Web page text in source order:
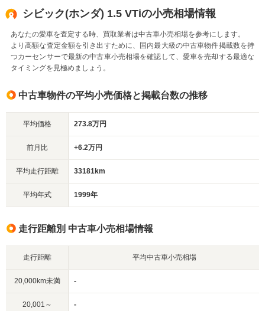
シビック(ホンダ) 1.5 VTiの小売相場情報
あなたの愛車を査定する時、買取業者は中古車小売相場を参考にします。
より高額な査定金額を引き出すために、国内最大級の中古車物件掲載数を持
つカーセンサーで最新の中古車小売相場を確認して、愛車を売却する最適な
タイミングを見極めましょう。
中古車物件の平均小売価格と掲載台数の推移
平均価格 273.8万円
前月比 +6.2万円
平均走行距離 33181km
平均年式 1999年
走行距離別 中古車小売相場情報
走行距離 平均中古車小売相場
20,000km未満 -
20,001～
-